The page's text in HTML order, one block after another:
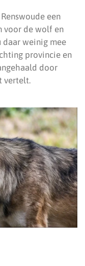
een
voor de wolf en
daar weinig mee
provincie en
door
vertelt.